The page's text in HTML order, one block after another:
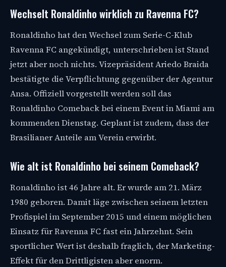
Wechselt Ronaldinho wirklich zu Ravenna FC?
Ronaldinho hat den Wechsel zum Serie-C-Klub
Ravenna FC angekündigt, unterschrieben ist Stand
jetzt aber noch nichts. Vizepräsident Ariedo Braida
bestätigte die Verpflichtung gegenüber der Agentur
Ansa. Offiziell vorgestellt werden soll das
Ronaldinho Comeback bei einem Event in Miami am
kommenden Dienstag. Geplant ist zudem, dass der
Brasilianer Anteile am Verein erwirbt.
Wie alt ist Ronaldinho bei seinem Comeback?
Ronaldinho ist 46 Jahre alt. Er wurde am 21. März
1980 geboren. Damit läge zwischen seinem letzten
Profispiel im September 2015 und einem möglichen
Einsatz für Ravenna FC fast ein Jahrzehnt. Sein
sportlicher Wert ist deshalb fraglich, der Marketing-
Effekt für den Drittligisten aber enorm.